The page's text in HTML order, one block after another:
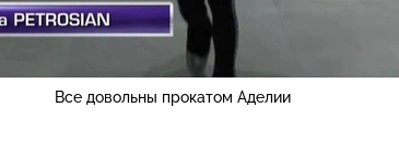
Все довольны прокатом Аделии